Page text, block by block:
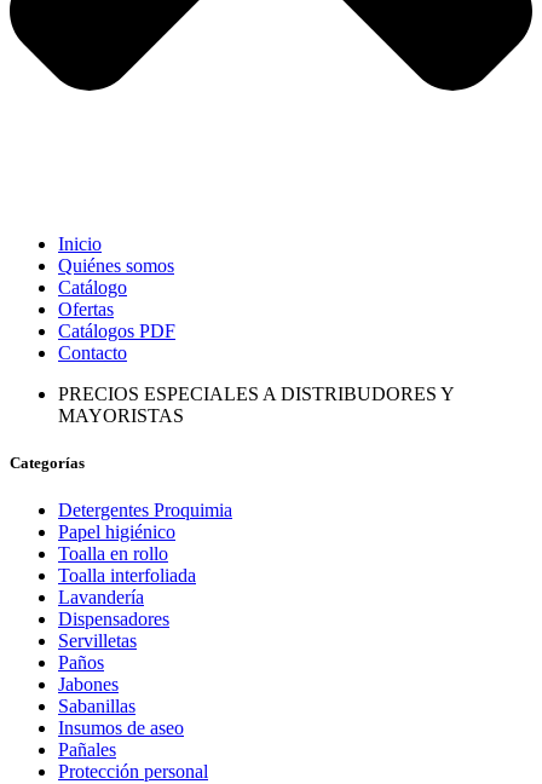
Inicio
Quiénes somos
Catálogo
Ofertas
Catálogos PDF
Contacto
PRECIOS ESPECIALES A DISTRIBUDORES Y
MAYORISTAS
Categorías
Detergentes Proquimia
Papel higiénico
Toalla en rollo
Toalla interfoliada
Lavandería
Dispensadores
Servilletas
Paños
Jabones
Sabanillas
Insumos de aseo
Pañales
Protección personal